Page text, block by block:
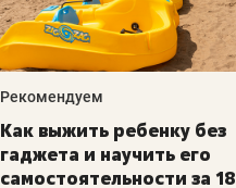
Рекомендуем
Как выжить ребенку без
гаджета и научить его
самостоятельности за 18